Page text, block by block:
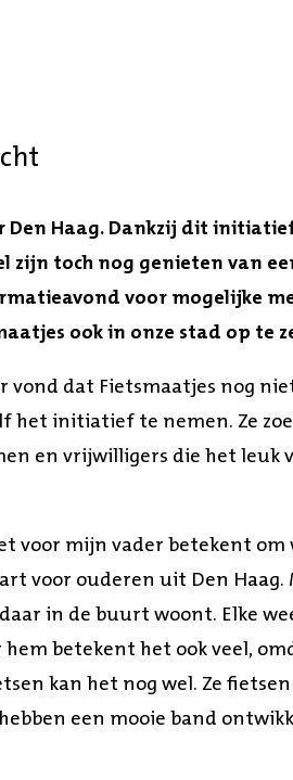
Den Haag. Dankzij dit
zijn toch nog genieten van
voor mogelijke
ook in onze stad op te
vond dat Fietsmaatjes nog
het initiatief te nemen. Ze
en vrijwilligers die het leuk
voor mijn vader betekent om
voor ouderen uit Den Haag.
in de buurt woont. Elke
betekent het ook veel,
kan het nog wel. Ze
een mooie band